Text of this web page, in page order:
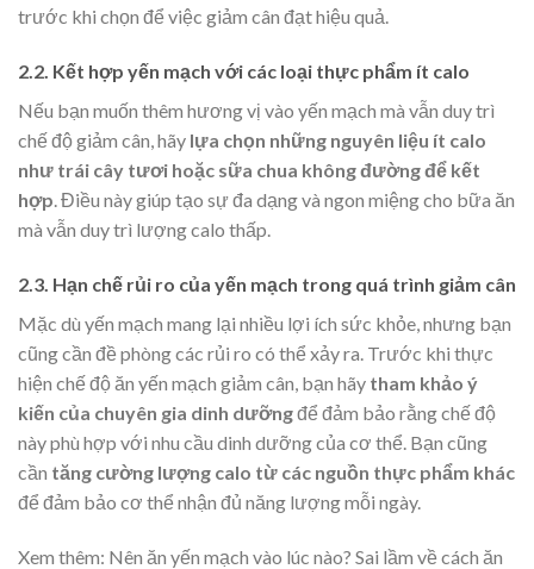
trước khi chọn để việc giảm cân đạt hiệu quả.
2.2. Kết hợp yến mạch với các loại thực phẩm ít calo
Nếu bạn muốn thêm hương vị vào yến mạch mà vẫn duy trì
chế độ giảm cân, hãy lựa chọn những nguyên liệu ít calo
như trái cây tươi hoặc sữa chua không đường để kết
hợp. Điều này giúp tạo sự đa dạng và ngon miệng cho bữa ăn
mà vẫn duy trì lượng calo thấp.
2.3. Hạn chế rủi ro của yến mạch trong quá trình giảm cân
Mặc dù yến mạch mang lại nhiều lợi ích sức khỏe, nhưng bạn
cũng cần đề phòng các rủi ro có thể xảy ra. Trước khi thực
hiện chế độ ăn yến mạch giảm cân, bạn hãy tham khảo ý
kiến của chuyên gia dinh dưỡngđể đảm bảo rằng chế độ
này phù hợp với nhu cầu dinh dưỡng của cơ thể. Bạn cũng
cần tăng cường lượng calo từ các nguồn thực phẩm khác
để đảm bảo cơ thể nhận đủ năng lượng mỗi ngày.
Xem thêm: Nên ăn yến mạch vào lúc nào? Sai lầm về cách ăn